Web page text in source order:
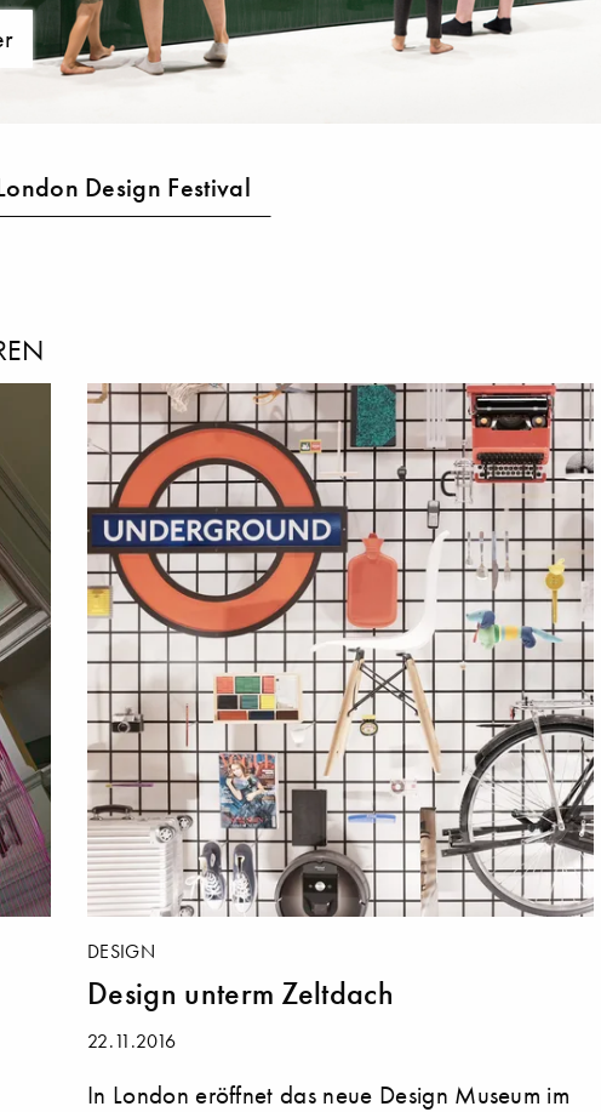
Design Festival
DESIGN
Design unterm Zeltdach
22.11.2016
In London eröffnet das neue Design Museum im